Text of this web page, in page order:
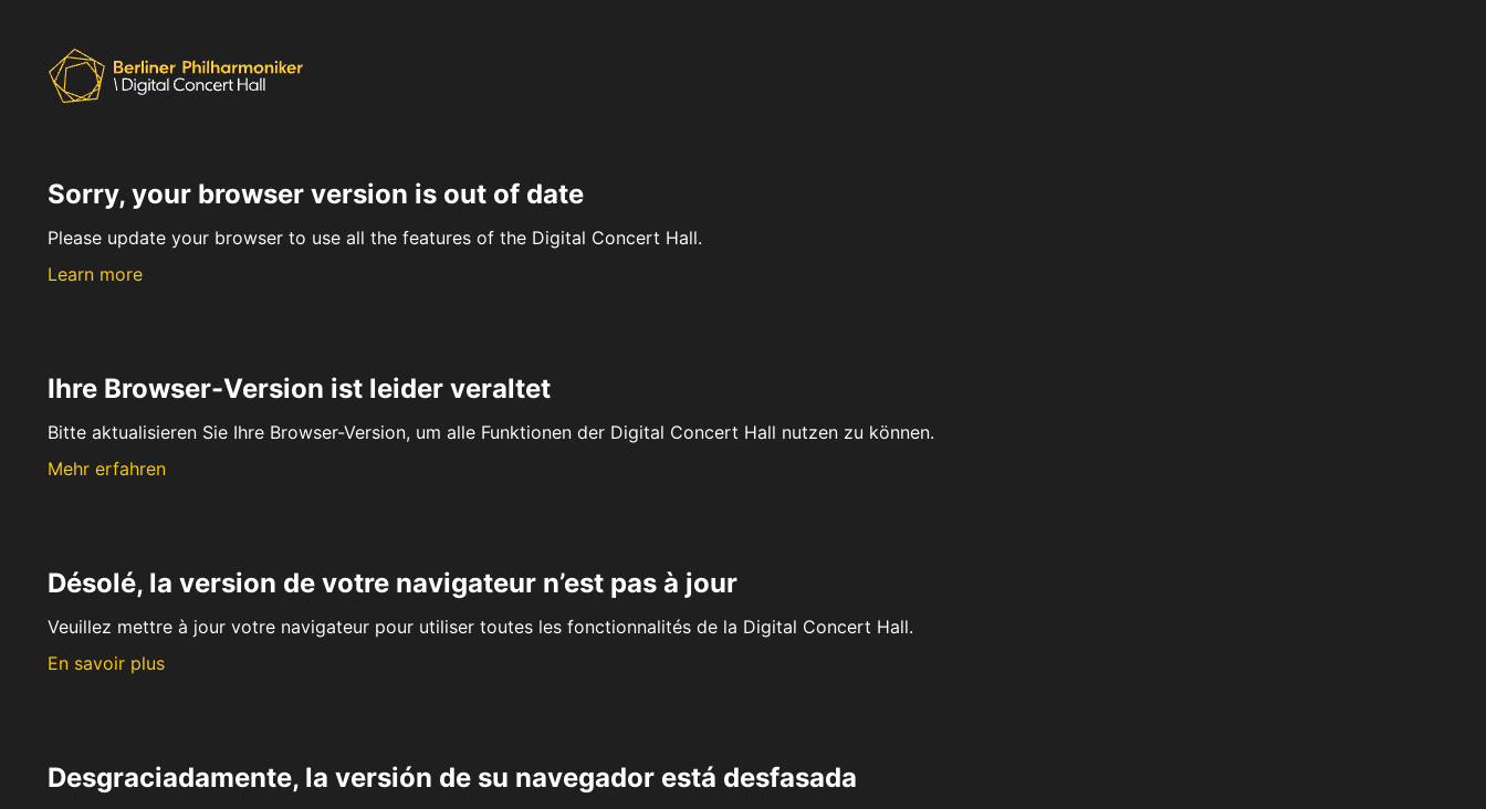
Sorry, your browser version is out of date
Please update your browser to use all the features of the Digital Concert Hall.
Learn more
Ihre Browser-Version ist leider veraltet
Bitte aktualisieren Sie Ihre Browser-Version, um alle Funktionen der Digital Concert Hall nutzen zu können.
Mehr erfahren
Désolé, la version de votre navigateur n’est pas à jour
Veuillez mettre à jour votre navigateur pour utiliser toutes les fonctionnalités de la Digital Concert Hall.
En savoir plus
Desgraciadamente, la versión de su navegador está desfasada